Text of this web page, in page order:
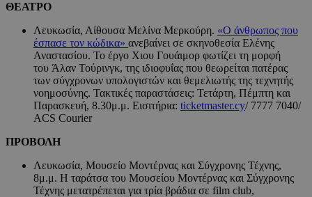
ΘΕΑΤΡΟ
Λευκωσία, Αίθουσα Μελίνα Μερκούρη. «Ο άνθρωπος που
έσπασε τον κώδικα» ανεβαίνει σε σκηνοθεσία Ελένης
Αναστασίου. Το έργο Χιου Γουάιμορ φωτίζει τη μορφή
του Άλαν Τούρινγκ, της ιδιοφυΐας που θεωρείται πατέρας
των σύγχρονων υπολογιστών και θεμελιωτής της τεχνητής
νοημοσύνης. Τακτικές παραστάσεις: Τετάρτη, Πέμπτη και
Παρασκευή, 8.30μ.μ. Εισιτήρια: ticketmaster.cy/ 7777 7040/
ACS Courier
ΠΡΟΒΟΛΗ
Λευκωσία, Μουσείο Μοντέρνας και Σύγχρονης Τέχνης,
8μ.μ. Η ταράτσα του Μουσείου Μοντέρνας και Σύγχρονης
Τέχνης μετατρέπεται για τρία βράδια σε film club,